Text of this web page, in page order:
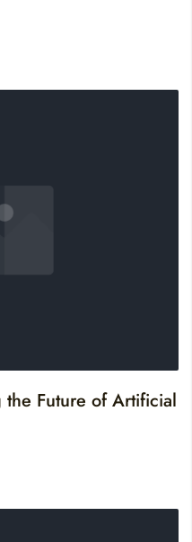
the Future of Artificial